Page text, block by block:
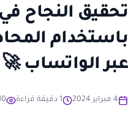
تحقيق النجاح
باستخدام
عبر الواتساب 🚀
4 فبراير 2024 1 دقيقة قراءة